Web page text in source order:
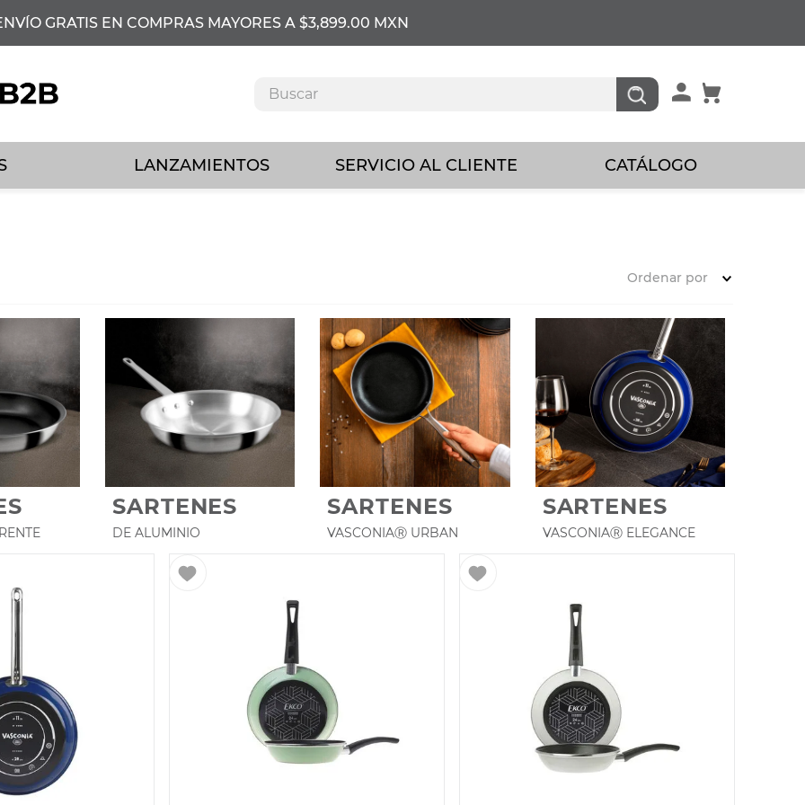
GRATIS EN COMPRAS MAYORES A $3,899.00 MXN
LANZAMIENTOS SERVICIO AL CLIENTE CATÁLOGO
Ordenar por
SARTENES
DE ALUMINIO
SARTENES
VASCONIAⓇ URBAN
SARTENES
VASCONIAⓇ ELEGANCE
altas
sartén antiadherente
aluminio